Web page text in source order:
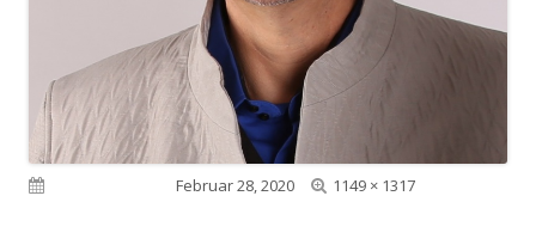
Veröffentlicht amFebruar 28, 2020
Volle
1149 × 1317